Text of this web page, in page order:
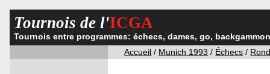
Tournois de l'ICGA
Tournois entre programmes: échecs, dames, go,
Accueil / Munich 1993 / Échecs /